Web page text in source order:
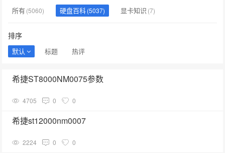
所有(5060) 硬盘百科(5037) 显卡知识 (7)
排序
默认 标题 热评
希捷ST8000NM0075参数
4705 0 0
希捷st12000nm0007
2224 0 0